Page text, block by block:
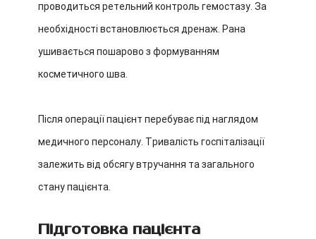
проводиться ретельний контроль гемостазу. За
необхідності встановлюється дренаж. Рана
ушивається пошарово з формуванням
косметичного шва.
Після операції пацієнт перебуває під наглядом
медичного персоналу. Тривалість госпіталізації
залежить від обсягу втручання та загального
стану пацієнта.
Підготовка пацієнта